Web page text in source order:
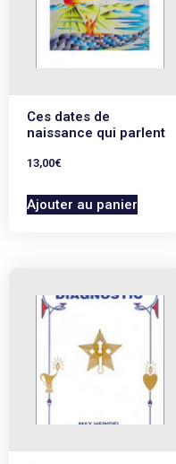
Ces dates de
naissance qui parlent
13,00€
Ajouter au panier